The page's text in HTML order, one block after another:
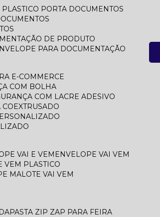
PLASTICO PORTA DOCUMENTOS
DE PRODUTO
ENVELOPE PARA DOCUMENTAÇÃO
E-COMMERCE
COM BOLHA
COM LACRE ADESIVO
COEXTRUSADO
VAI E VEM
ENVELOPE VAI VEM
VEM PLASTICO
MALOTE VAI VEM
PASTA ZIP ZAP PARA FEIRA